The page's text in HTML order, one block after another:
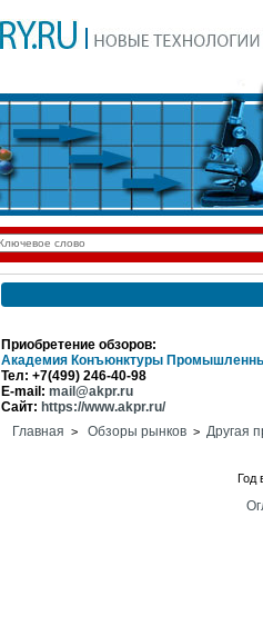
Приобретение обзоров:
Академия Конъюнктуры
Тел: +7(499) 246-40-98
E-mail: mail@akpr.ru
Сайт: https://www.akpr.ru/
Главная > Обзоры рынков > Другая
Год